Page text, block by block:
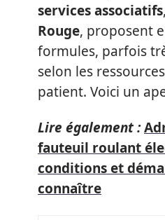
services associatifs
Rouge, proposent
formules, parfois
selon les
patient. Voici un
Lire également :
fauteuil roulant
conditions et
connaître